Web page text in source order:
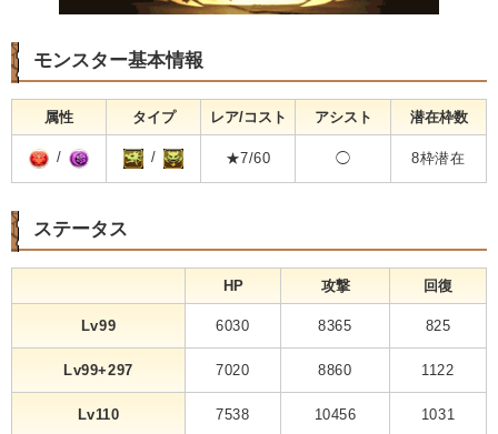
モンスター基本情報
属性 タイプ レア/コスト アシスト 潜在枠数
/ / ★7/60 ◯ 8枠潜在
ステータス
HP 攻撃 回復
Lv99 6030 8365 825
Lv99+297 7020 8860 1122
Lv110 7538 10456 1031